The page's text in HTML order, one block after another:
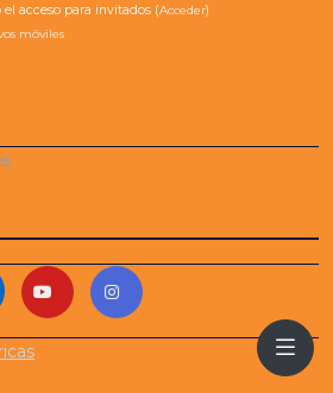
acceso para invitados (Acceder)
móviles